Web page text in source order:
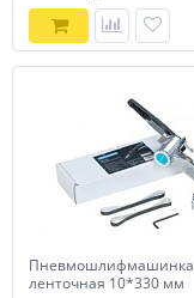
Пневмошлифмашинка
ленточная 10*330 мм